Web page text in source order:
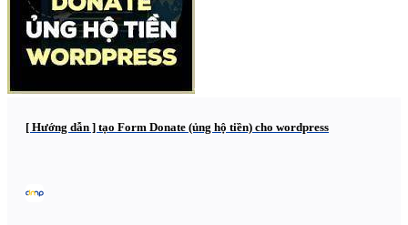
[ Hướng dẫn ] tạo Form Donate (ủng hộ tiền) cho wordpress